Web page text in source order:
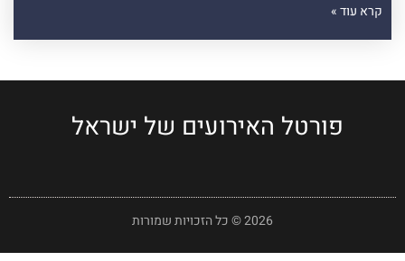
קרא עוד »
פורטל האירועים של ישראל
2026 © כל הזכויות שמורות